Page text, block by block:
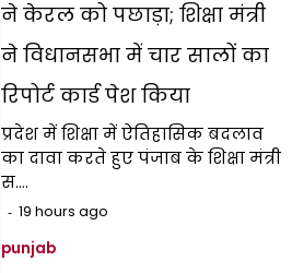
ने केरल को पछाड़ा; शिक्षा मंत्री
ने विधानसभा में चार सालों का
रिपोर्ट कार्ड पेश किया
प्रदेश में शिक्षा में ऐतिहासिक बदलाव
का दावा करते हुए पंजाब के शिक्षा मंत्री
स.…
19 hours ago
punjab